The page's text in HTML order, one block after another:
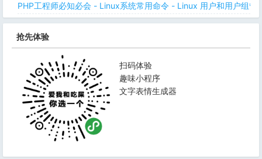
PHP工程师必知必会 - Linux系统常用命令 - Linux 用户和用户组管
抢先体验
扫码体验
趣味小程序
文字表情生成器